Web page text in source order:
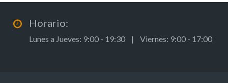
Horario:
Lunes a Jueves: 9:00 - 19:30 | Viernes: 9:00 - 17:00